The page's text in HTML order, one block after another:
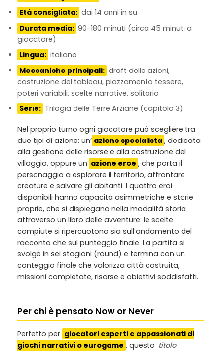
Età consigliata: dai 14 anni in su
Durata media: 90-180 minuti (circa 45 minuti a
giocatore)
Lingua: italiano
Meccaniche principali: draft delle azioni,
costruzione del tableau, piazzamento tessere,
poteri variabili, scelte narrative, solitario
Serie: Trilogia delle Terre Arziane (capitolo 3)
Nel proprio turno ogni giocatore può scegliere tra
due tipi di azione: un’ azione specialista , dedicata
alla gestione delle risorse e alla costruzione del
villaggio, oppure un’ azione eroe , che porta il
personaggio a esplorare il territorio, affrontare
creature e salvare gli abitanti. I quattro eroi
disponibili hanno capacità asimmetriche e storie
proprie, che si dispiegano nella modalità storia
attraverso un libro delle avventure: le scelte
compiute si ripercuotono sia sull’andamento del
racconto che sul punteggio finale. La partita si
svolge in sei stagioni (round) e termina con un
conteggio finale che valorizza città costruita,
missioni completate, risorse e obiettivi soddisfatti.
Per chi è pensato Now or Never
Perfetto per giocatori esperti e appassionati di
giochi narrativi o eurogame , questo titolo